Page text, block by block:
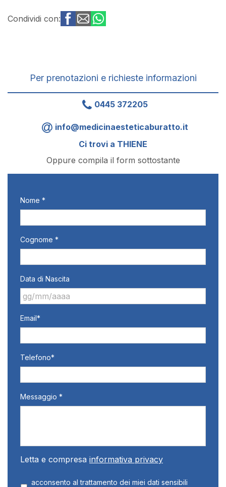
Condividi con:
Per prenotazioni e richieste informazioni
0445 372205
info@medicinaesteticaburatto.it
Ci trovi a THIENE
Oppure compila il form sottostante
Nome *
Cognome *
Data di Nascita
slash
MM
slash
AAAA
Email*
Telefono*
Messaggio *
Letta e compresa informativa privacy
acconsento al trattamento dei miei dati sensibili